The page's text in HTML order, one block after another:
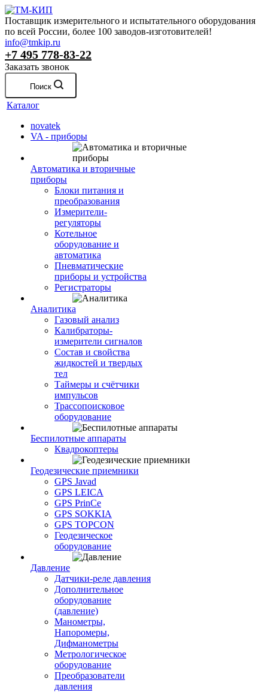
Поставщик измерительного и испытательного оборудования
по всей России, более 100 заводов-изготовителей!
info@tmkip.ru
+7 495 778-83-22
Заказать звонок
Поиск
Каталог
novatek
VA - приборы
Автоматика и вторичные
приборы
Блоки питания и
преобразования
Измерители-
регуляторы
Котельное
оборудование и
автоматика
Пневматические
приборы и устройства
Регистраторы
Аналитика
Газовый анализ
Калибраторы-
измерители сигналов
Состав и свойства
жидкостей и твердых
тел
Таймеры и счётчики
импульсов
Трассопоисковое
оборудование
Беспилотные аппараты
Квадрокоптеры
Геодезические приемники
GPS Javad
GPS LEICA
GPS PrinCe
GPS SOKKIA
GPS TOPCON
Геодезическое
оборудование
Давление
Датчики-реле давления
Дополнительное
оборудование
(давление)
Манометры,
Напоромеры,
Дифманометры
Метрологическое
оборудование
Преобразователи
давления